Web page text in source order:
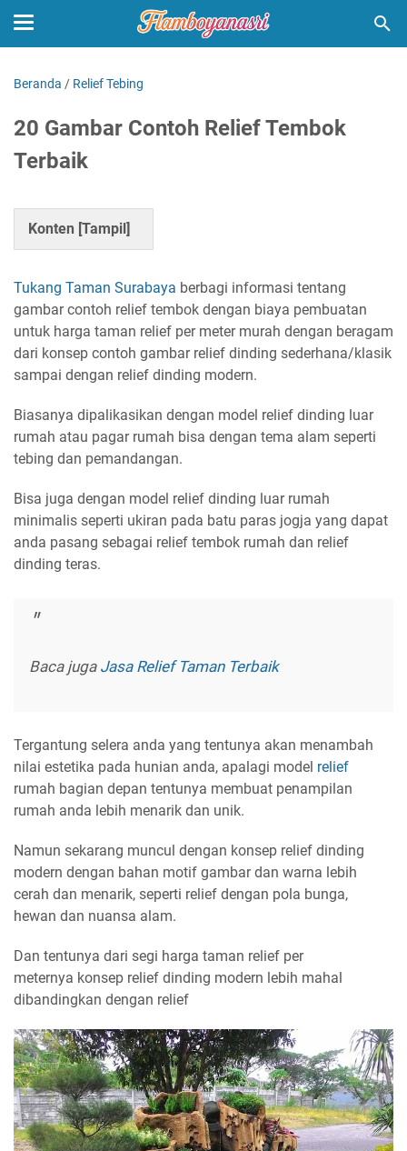
Beranda / Relief Tebing
20 Gambar Contoh Relief Tembok
Terbaik
Konten [Tampil]
Tukang Taman Surabaya berbagi informasi tentang
gambar contoh relief tembok dengan biaya pembuatan
untuk harga taman relief per meter murah dengan beragam
dari konsep contoh gambar relief dinding sederhana/klasik
sampai dengan relief dinding modern.
Biasanya dipalikasikan dengan model relief dinding luar
rumah atau pagar rumah bisa dengan tema alam seperti
tebing dan pemandangan.
Bisa juga dengan model relief dinding luar rumah
minimalis seperti ukiran pada batu paras jogja yang dapat
anda pasang sebagai relief tembok rumah dan relief
dinding teras.
Baca juga Jasa Relief Taman Terbaik
Tergantung selera anda yang tentunya akan menambah
nilai estetika pada hunian anda, apalagi model relief
rumah bagian depan tentunya membuat penampilan
rumah anda lebih menarik dan unik.
Namun sekarang muncul dengan konsep relief dinding
modern dengan bahan motif gambar dan warna lebih
cerah dan menarik, seperti relief dengan pola bunga,
hewan dan nuansa alam.
Dan tentunya dari segi harga taman relief per
meternya konsep relief dinding modern lebih mahal
dibandingkan dengan relief